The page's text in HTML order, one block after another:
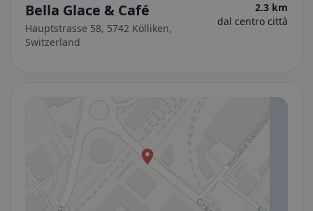
Bella Glace & Café
Hauptstrasse 58, 5742 Kölliken,
Switzerland
2.3 km
dal centro città